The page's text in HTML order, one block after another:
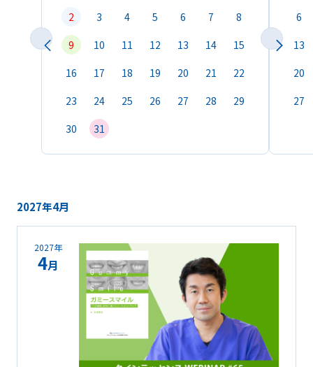
2
3 4 5 6 7
8
9
10 11 12 13 14
15
16
17 18 19 20 21
22
23
24 25 26 27 28
29
30
31
6
13
20
27
2027年4月
2027年
4月